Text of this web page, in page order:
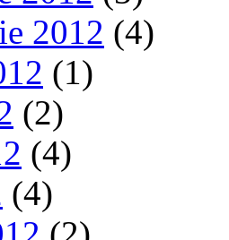
2012 (4)
(1)
(2)
(4)
(4)